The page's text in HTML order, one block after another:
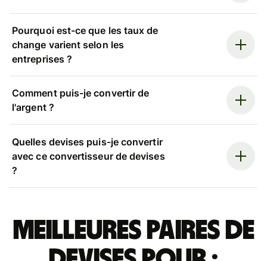
Pourquoi est-ce que les taux de
change varient selon les
entreprises ?
Comment puis-je convertir de
l'argent ?
Quelles devises puis-je convertir
avec ce convertisseur de devises
?
Meilleures paires de